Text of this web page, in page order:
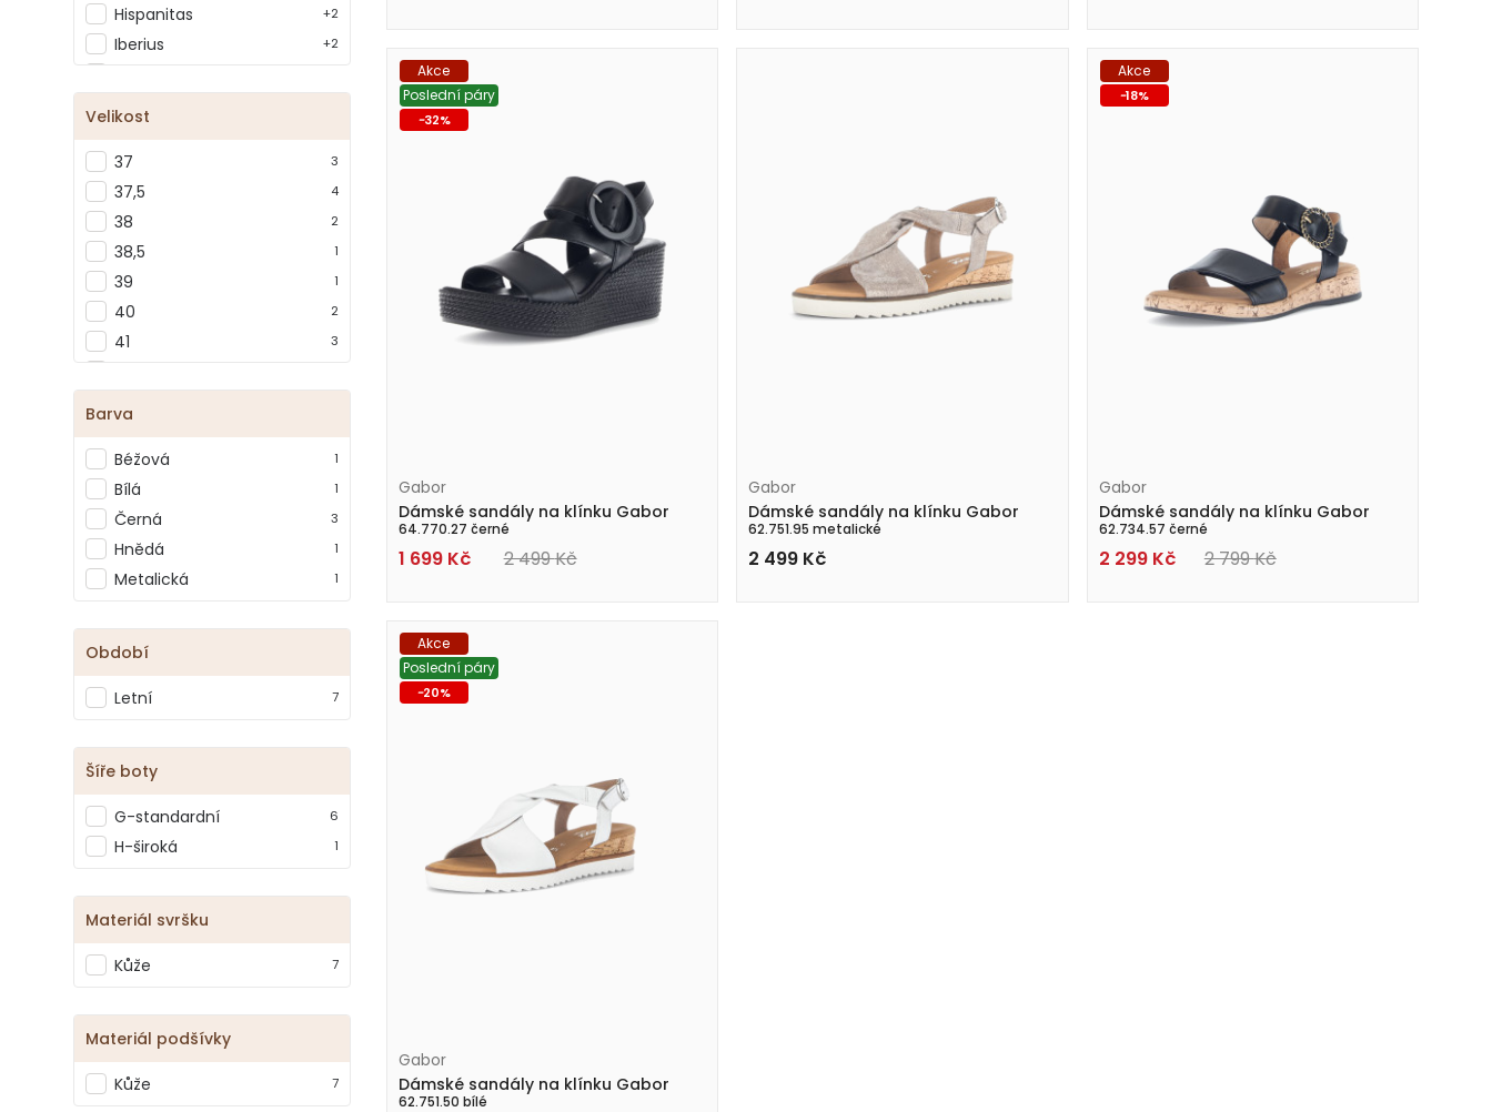
Akce
Poslední páry
-32%
Gabor
Dámské sandály na klínku Gabor
64.770.27 černé
1 699 Kč 2 499Kč
Gabor
Dámské sandály na klínku Gabor
62.751.95 metalické
2 499 Kč
Akce
-18%
Gabor
Dámské sandály na klínku Gabor
62.734.57 černé
2 299 Kč 2 799Kč
Akce
Poslední páry
-20%
Gabor
Dámské sandály na klínku Gabor
62.751.50 bílé
Hispanitas +2
Iberius +2
Karyoka +5
Kremara +2
Ladies +1
La Pinta +1
Looke +2
Mago +1
Mustang +3
PIKOLINOS
Pitillos +7
Remonte +4
Rieker +7
Tamaris +26
Vasky +1
Velikost
37 3
37,5 4
38 2
38,5 1
39 1
40 2
41 3
Barva
Béžová 1
Bílá 1
Černá 3
Hnědá 1
Metalická 1
Období
Letní 7
Šíře boty
G-standardní 6
H-široká 1
Materiál svršku
Kůže 7
Materiál podšívky
Kůže 7